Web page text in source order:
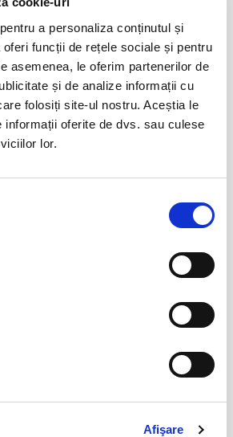
a personaliza conținutul și
funcții de rețele sociale și pentru
asemenea, le oferim partenerilor de
și de analize informații cu
folosiți site-ul nostru. Aceștia le
informații oferite de dvs. sau culese
lor.
Afişare
trebuie sa cumpere bilet sau abonament,
inscriptionate pe bilet, pentru a evita
acces sau deranjarea celorlalti spectatori
Park 01
ian
aug
15
aug